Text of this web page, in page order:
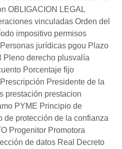
OBLIGACION LEGAL
vinculadas Orden del
impositivo permisos
Personas jurídicas pgou Plazo
Pleno derecho plusvalía
Porcentaje fijo
Prescripción Presidente de la
prestación prestacion
PYME Principio de
de protección de la confianza
Progenitor Promotora
de datos Real Decreto